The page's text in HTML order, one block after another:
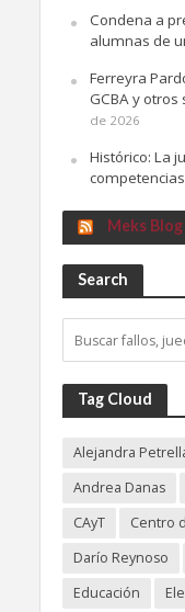
Condena a
alumnas de
Ferreyra
GCBA y
de 2026
Histórico: La
Meks Blog
Search
Tag Cloud
Alejandra
Andrea Danas
CAyT
Centro
Darío Reynoso
Educación